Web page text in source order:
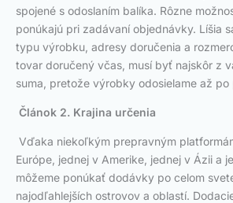
spojené s odoslaním balíka. Rôzne
ponúkajú pri zadávaní objednávky. Líšia
typu výrobku, adresy doručenia a
tovar doručený včas, musí byť najskôr z
suma, pretože výrobky odosielame až
Článok 2. Krajina určenia
Vďaka niekoľkým prepravným
Európe, jednej v Amerike, jednej v Ázii a
môžeme ponúkať dodávky po celom
najodľahlejších ostrovov a oblastí.